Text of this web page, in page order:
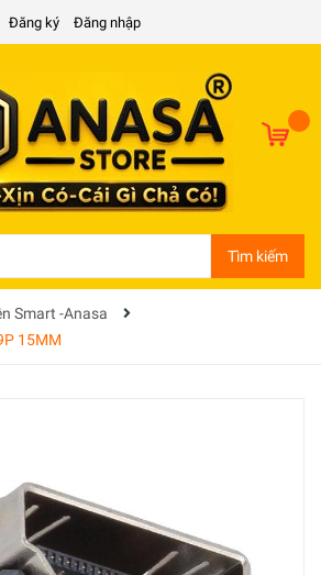
Đăng ký Đăng nhập
Tìm kiếm
Smart -Anasa
15MM